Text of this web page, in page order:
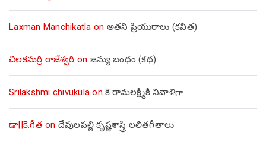
Laxman Manchikatla on అతని ప్రియురాలు (కవిత)
చిలకమర్రి రాజేశ్వరి on జన్యు బంధం (కథ)
Srilakshmi chivukula on కె.రామలక్ష్మికి నివాళిగా
డా||కె.గీత on దేవులపల్లి కృష్ణశాస్త్రి లలితగీతాలు